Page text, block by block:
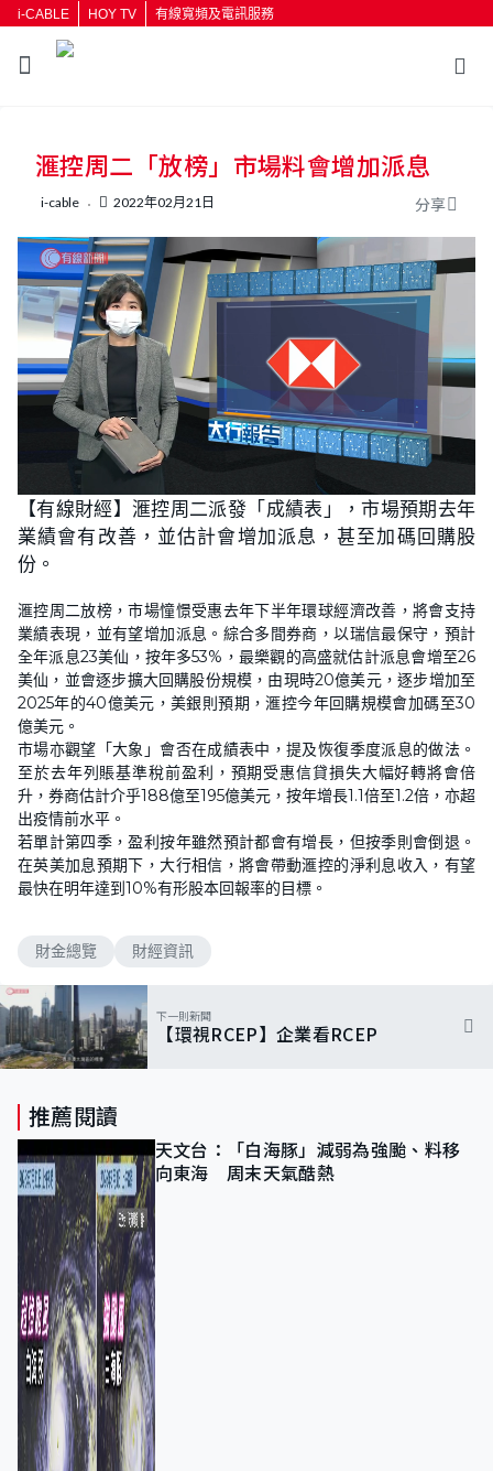
i-CABLE HOY TV 有線寬頻及電訊服務
按輸入鍵開始搜尋
滙控周二「放榜」市場料會增加派息
i-cable 2022年02月21日 分享
n
m
u
t
e
o
a
d
e
d
1
8
%
【有線財經】滙控周二派發「成績表」，市場預期去年
業績會有改善，並估計會增加派息，甚至加碼回購股
份。
滙控周二放榜，市場憧憬受惠去年下半年環球經濟改善，將會支持
業績表現，並有望增加派息。綜合多間券商，以瑞信最保守，預計
全年派息23美仙，按年多53%，最樂觀的高盛就估計派息會增至26
美仙，並會逐步擴大回購股份規模，由現時20億美元，逐步增加至
2025年的40億美元，美銀則預期，滙控今年回購規模會加碼至30
億美元。
市場亦觀望「大象」會否在成績表中，提及恢復季度派息的做法。
至於去年列賬基準稅前盈利，預期受惠信貸損失大幅好轉將會倍
升，券商估計介乎188億至195億美元，按年增長1.1倍至1.2倍，亦超
出疫情前水平。
若單計第四季，盈利按年雖然預計都會有增長，但按季則會倒退。
在英美加息預期下，大行相信，將會帶動滙控的淨利息收入，有望
最快在明年達到10%有形股本回報率的目標。
財金總覽 財經資訊
下一則新聞
【環視RCEP】企業看RCEP
推薦閱讀
天文台：「白海豚」減弱為強颱、料移
向東海 周末天氣酷熱